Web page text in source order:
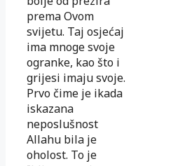
prema Ovom
svijetu. Taj osjećaj
ima mnoge svoje
ogranke, kao što i
grijesi imaju svoje.
Prvo čime je ikada
iskazana
neposlušnost
Allahu bila je
oholost. To je